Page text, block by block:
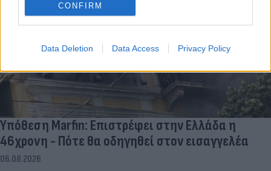
CONFIRM
Data Deletion Data Access Privacy Policy
Υπόθεση Marfin: Επιστρέφει στην Ελλάδα η
46χρονη - Πότε θα οδηγηθεί στον εισαγγελέα
06.08.2026